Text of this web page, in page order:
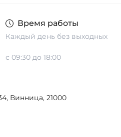
Время работы
Каждый день без выходных
с 09:30 до 18:00
Винница, 21000